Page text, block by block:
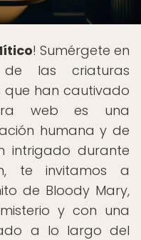
! Sumérgete en
las criaturas
que han cautivado
web es una
humana y de
intrigado durante
te invitamos a
de Bloody Mary,
y con una
a lo largo del